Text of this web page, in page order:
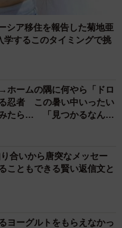
シア移住を報告した菊地亜
するこのタイミングで挑
ホームの隅に何やら「ドロ
忍者 この暑い中いったい
たら… 「見つかるなんて
り合いから唐突なメッセー
ともできる賢い返信文と
ヨーグルトをもらえなかっ